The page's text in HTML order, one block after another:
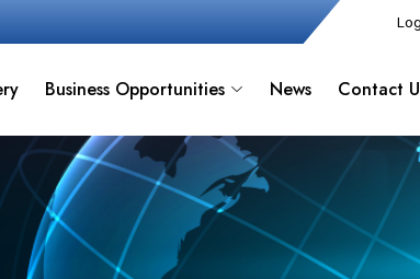
Business Opportunities News Contact